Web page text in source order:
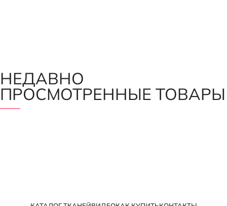
НЕДАВНО
ПРОСМОТРЕННЫЕ ТОВАРЫ